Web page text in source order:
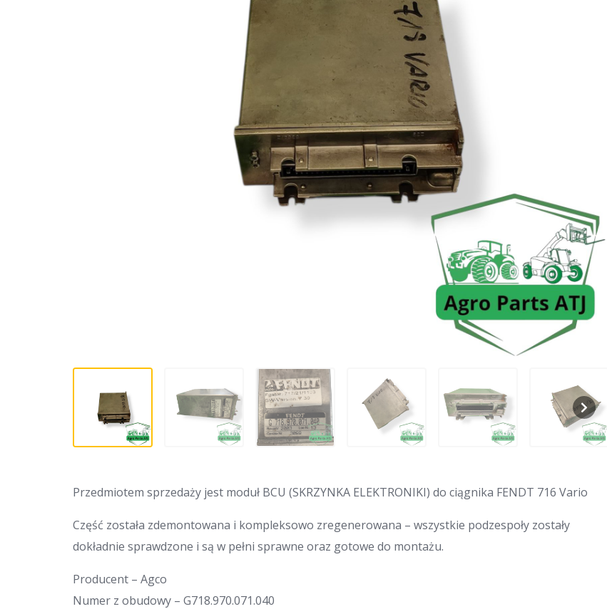
Przedmiotem sprzedaży jest moduł BCU (SKRZYNKA ELEKTRONIKI) do ciągnika FENDT 716 Vario
Część została zdemontowana i kompleksowo zregenerowana – wszystkie podzespoły zostały
dokładnie sprawdzone i są w pełni sprawne oraz gotowe do montażu.
Producent – Agco
Numer z obudowy – G718.970.071.040